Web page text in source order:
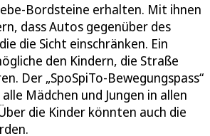
Bordsteine erhalten. Mit ihnen
dass Autos gegenüber des
die Sicht einschränken. Ein
den Kindern, die Straße
Der „SpoSpiTo-Bewegungspass“
Mädchen und Jungen in allen
die Kinder könnten auch die